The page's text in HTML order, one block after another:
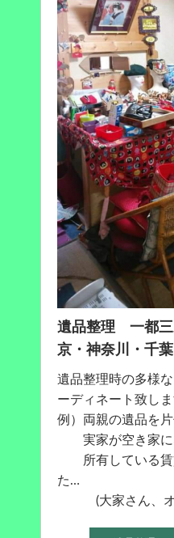
遺品整理 一都三
京・神奈川・千
遺品整理時の多様
ーディネート致しま
例）両親の遺品を片
実家が空き家に
所有している賃
た…
(大家さん、オ